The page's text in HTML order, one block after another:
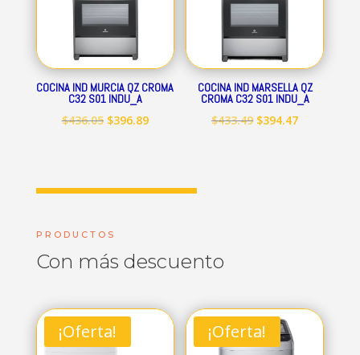
COCINA IND MURCIA QZ CROMA
C32 S01 INDU_A
$436.05 El
$396.89El
COCINA IND MARSELLA QZ
CROMA C32 S01 INDU_A
$433.49 El
$394.47El
PRODUCTOS
Con más descuento
¡Oferta! ¡Oferta!